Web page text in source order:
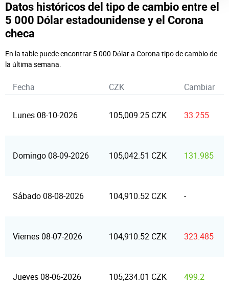
Datos históricos del tipo de cambio entre el
5 000 Dólar estadounidense y el Corona
checa
En la table puede encontrar 5 000 Dólar a Corona tipo de cambio de
la última semana.
Fecha CZK Cambiar
Lunes 08-10-2026 105,009.25 CZK 33.255
Domingo 08-09-2026 105,042.51 CZK 131.985
Sábado 08-08-2026 104,910.52 CZK -
Viernes 08-07-2026 104,910.52 CZK 323.485
Jueves 08-06-2026 105,234.01 CZK 499.2